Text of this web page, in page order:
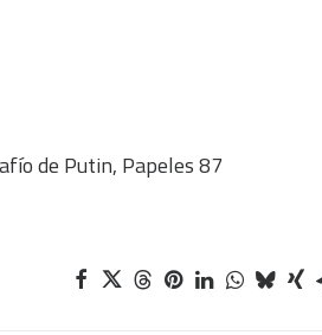
de Putin, Papeles 87